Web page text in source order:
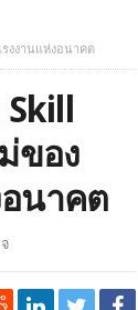
งงานแห่งอนาคต
ของ
นาคต